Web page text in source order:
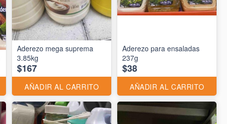
Aderezo mega suprema
3.85kg
$167
AÑADIR AL CARRITO
Aderezo para ensaladas
237g
$38
AÑADIR AL CARRITO